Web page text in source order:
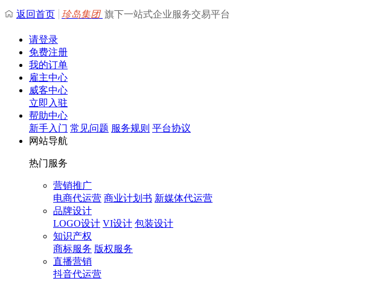
返回首页 珍岛集团 旗下一站式企业服务交易平台
请登录
免费注册
我的订单
雇主中心
威客中心
立即入驻
帮助中心
新手入门 常见问题 服务规则 平台协议
网站导航
热门服务
营销推广
电商代运营 商业计划书 新媒体代运营
品牌设计
LOGO设计 VI设计 包装设计
知识产权
商标服务 版权服务
直播营销
抖音代运营